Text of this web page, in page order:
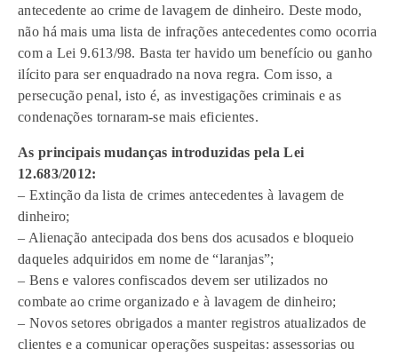
antecedente ao crime de lavagem de dinheiro. Deste modo,
não há mais uma lista de infrações antecedentes como ocorria
com a Lei 9.613/98. Basta ter havido um benefício ou ganho
ilícito para ser enquadrado na nova regra. Com isso, a
persecução penal, isto é, as investigações criminais e as
condenações tornaram-se mais eficientes.
As principais mudanças introduzidas pela Lei
12.683/2012:
– Extinção da lista de crimes antecedentes à lavagem de
dinheiro;
– Alienação antecipada dos bens dos acusados e bloqueio
daqueles adquiridos em nome de “laranjas”;
– Bens e valores confiscados devem ser utilizados no
combate ao crime organizado e à lavagem de dinheiro;
– Novos setores obrigados a manter registros atualizados de
clientes e a comunicar operações suspeitas: assessorias ou